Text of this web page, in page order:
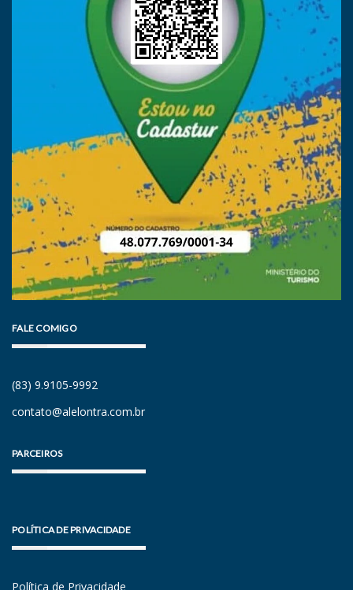
FALE COMIGO
(83) 9.9105-9992
contato@alelontra.com.br
PARCEIROS
POLÍTICA DE PRIVACIDADE
Política de Privacidade